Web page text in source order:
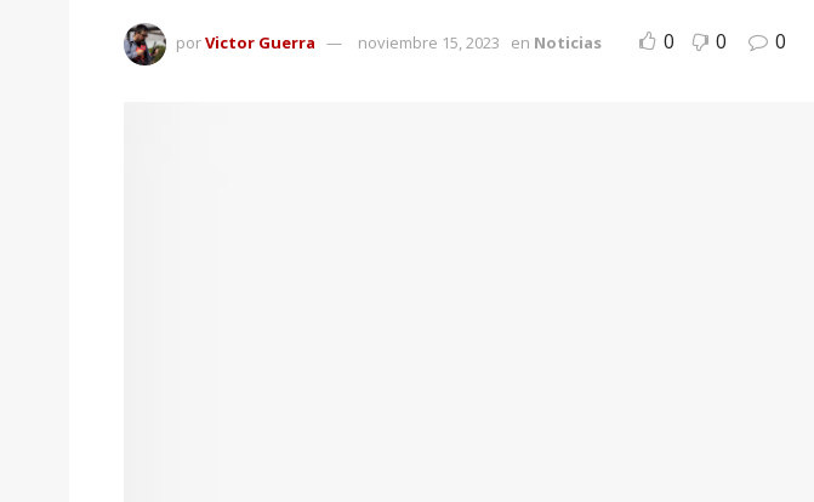
porVictor Guerra noviembre 15, 2023 en Noticias 0 0 0